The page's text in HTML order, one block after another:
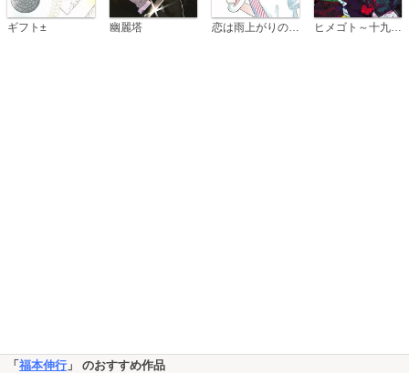
ギフト± 幽麗塔 恋は雨上がりのように ヒメゴト～十九歳の制服～
「 福本伸行 」 のおすすめ作品